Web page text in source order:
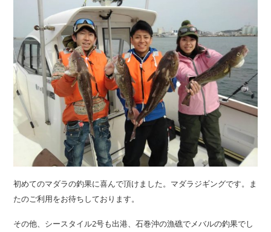
初めてのマダラの釣果に喜んで頂けました。マダラジギングです。ま
たのご利用をお待ちしております。
その他、シースタイル2号も出港、石巻沖の漁礁でメバルの釣果でし